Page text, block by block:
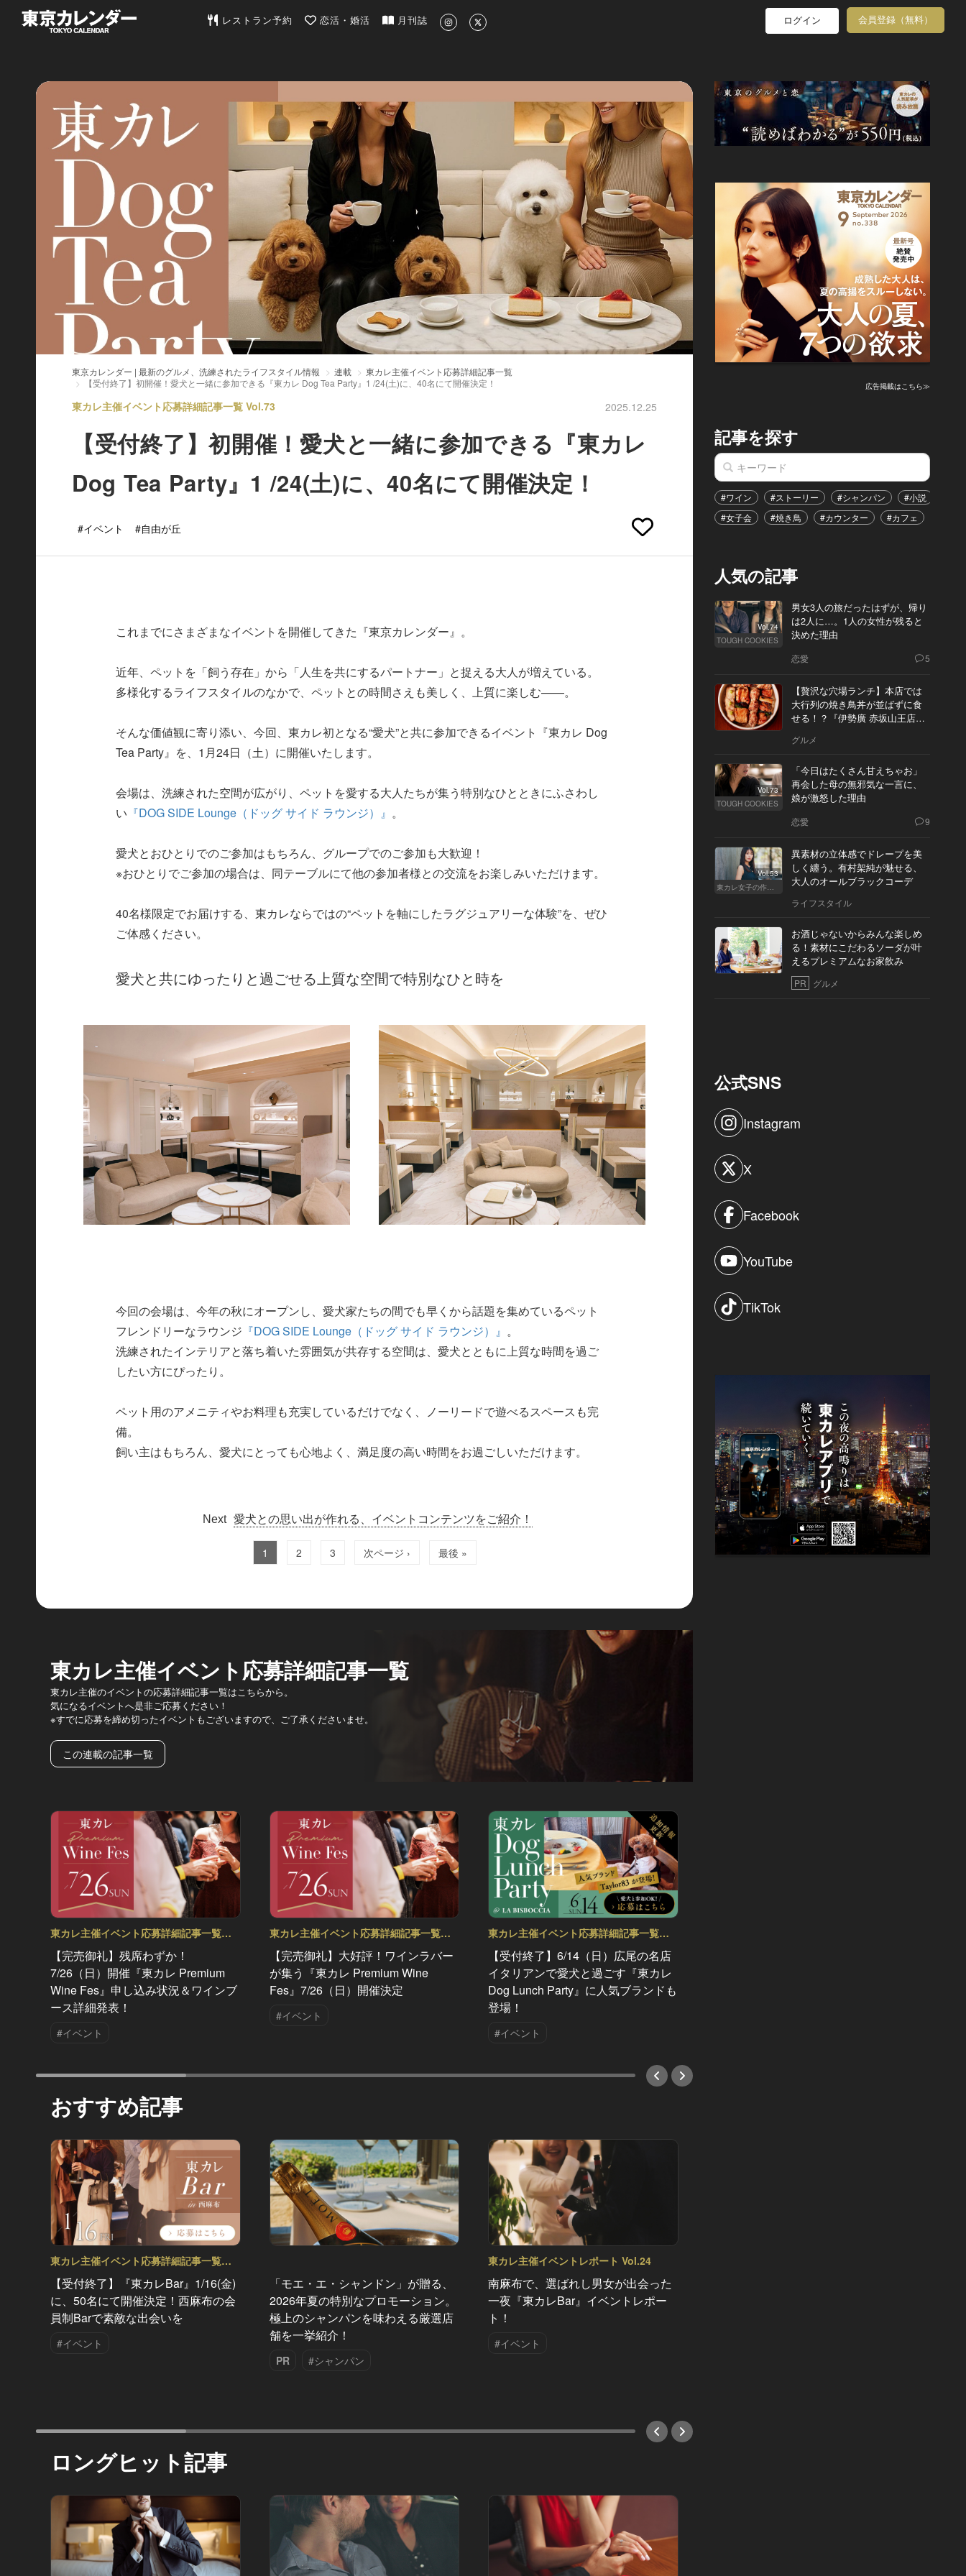
東京カレンダー | 最新のグルメ、洗練されたライフスタイル情報
レストラン予約 恋活・婚活 月刊誌 ログイン 会員登録（無料）
東京カレンダー | 最新のグルメ、洗練されたライフスタイル情報 連載
東カレ主催イベント応募詳細記事一覧
【受付終了】初開催！愛犬と一緒に参加できる『東カレ Dog Tea Party』1 /24(土)に、40名にて開催決定！
東カレ主催イベント応募詳細記事一覧 Vol.73 2025.12.25
【受付終了】初開催！愛犬と一緒に参加できる『東カレ
Dog Tea Party』1 /24(土)に、40名にて開催決定！
#イベント #自由が丘
これまでにさまざまなイベントを開催してきた『東京カレンダー』。
近年、ペットを「飼う存在」から「人生を共にするパートナー」と捉える大人が増えている。
多様化するライフスタイルのなかで、ペットとの時間さえも美しく、上質に楽しむ——。
そんな価値観に寄り添い、今回、東カレ初となる“愛犬”と共に参加できるイベント『東カレ Dog
Tea Party』を、1月24日（土）に開催いたします。
会場は、洗練された空間が広がり、ペットを愛する大人たちが集う特別なひとときにふさわし
い 『DOG SIDE Lounge（ドッグ サイド ラウンジ）』 。
愛犬とおひとりでのご参加はもちろん、グループでのご参加も大歓迎！
※おひとりでご参加の場合は、同テーブルにて他の参加者様との交流をお楽しみいただけます。
40名様限定でお届けする、東カレならではの“ペットを軸にしたラグジュアリーな体験”を、ぜひ
ご体感ください。
愛犬と共にゆったりと過ごせる上質な空間で特別なひと時を
今回の会場は、今年の秋にオープンし、愛犬家たちの間でも早くから話題を集めているペット
フレンドリーなラウンジ 『DOG SIDE Lounge（ドッグ サイド ラウンジ）』 。
洗練されたインテリアと落ち着いた雰囲気が共存する空間は、愛犬とともに上質な時間を過ご
したい方にぴったり。
ペット用のアメニティやお料理も充実しているだけでなく、ノーリードで遊べるスペースも完
備。
飼い主はもちろん、愛犬にとっても心地よく、満足度の高い時間をお過ごしいただけます。
愛犬との思い出が作れる、イベントコンテンツをご紹介！
1 2 3 次ページ › 最後 »
東カレ主催イベント応募詳細記事一覧
東カレ主催のイベントの応募詳細記事一覧はこちらから。
気になるイベントへ是非ご応募ください！
※すでに応募を締め切ったイベントもございますので、ご了承くださいませ。
この連載の記事一覧
東カレ主催イベント応募詳細記事一覧
Vol.93
【完売御礼】残席わずか！
7/26（日）開催『東カレ Premium
Wine Fes』申し込み状況＆ワインブ
ース詳細発表！
#イベント
東カレ主催イベント応募詳細記事一覧
Vol.92
【完売御礼】大好評！ワインラバー
が集う『東カレ Premium Wine
Fes』7/26（日）開催決定
#イベント
東カレ主催イベント応募詳細記事一覧
Vol.91
【受付終了】6/14（日）広尾の名店
イタリアンで愛犬と過ごす『東カレ
Dog Lunch Party』に人気ブランドも
登場！
#イベント
おすすめ記事
東カレ主催イベント応募詳細記事一覧
Vol.72
【受付終了】『東カレBar』1/16(金)
に、50名にて開催決定！西麻布の会
員制Barで素敵な出会いを
#イベント
「モエ・エ・シャンドン」が贈る、
2026年夏の特別なプロモーション。
極上のシャンパンを味わえる厳選店
舗を一挙紹介！
PR #シャンパン
東カレ主催イベントレポート Vol.24
南麻布で、選ばれし男女が出会った
一夜『東カレBar』イベントレポー
ト！
#イベント
ロングヒット記事
広告掲載はこちら≫
記事を探す
#ワイン #ストーリー #シャンパン #小説
#女子会
#焼き鳥 #カウンター #カフェ
人気の記事
Vol.74
TOUGH COOKIES
男女3人の旅だったはずが、帰り
は2人に…。1人の女性が残ると
決めた理由
恋愛 5
【贅沢な穴場ランチ】本店では
大行列の焼き鳥丼が並ばずに食
せる！？『伊勢廣 赤坂山王店』
グルメ
Vol.73
TOUGH COOKIES
「今日はたくさん甘えちゃお」
再会した母の無邪気な一言に、
娘が激怒した理由
恋愛 9
Vol.53
東カレ女子の作り方
異素材の立体感でドレープを美
しく纏う。有村架純が魅せる、
大人のオールブラックコーデ
ライフスタイル
お酒じゃないからみんな楽しめ
る！素材にこだわるソーダが叶
えるプレミアムなお家飲み
PR グルメ
公式SNS
Instagram
X
Facebook
YouTube
TikTok